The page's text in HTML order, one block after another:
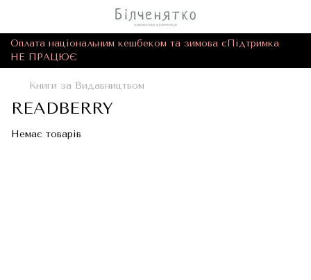
Оплата національним кешбеком та зимова єПідтримка
НЕ ПРАЦЮЄ
Книги за Видавництвом
READBERRY
Немає товарів